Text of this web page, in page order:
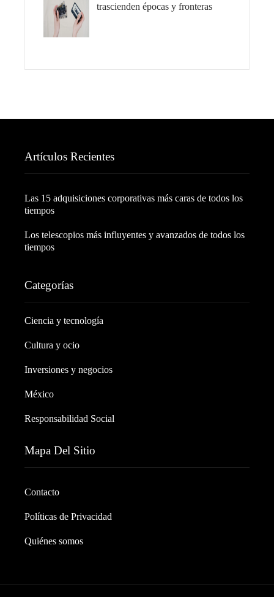
trascienden épocas y fronteras
Artículos Recientes
Las 15 adquisiciones corporativas más caras de todos los
tiempos
Los telescopios más influyentes y avanzados de todos los
tiempos
Categorías
Ciencia y tecnología
Cultura y ocio
Inversiones y negocios
México
Responsabilidad Social
Mapa Del Sitio
Contacto
Políticas de Privacidad
Quiénes somos